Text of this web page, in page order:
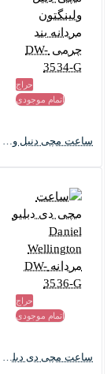
قیمت ساعت
دلار می باشد.
حراج
اتمام موجودی
ساعت مچی دنیل ولینگتون مردانه بند چرمی DW-3534-G
حراج
اتمام موجودی
ساعت مچی دی دبلیو Daniel Wellington مردانه DW-3536-G